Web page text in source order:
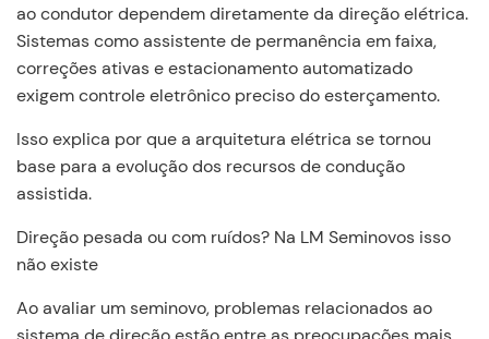
ao condutor dependem diretamente da direção elétrica.
Sistemas como assistente de permanência em faixa,
correções ativas e estacionamento automatizado
exigem controle eletrônico preciso do esterçamento.
Isso explica por que a arquitetura elétrica se tornou
base para a evolução dos recursos de condução
assistida.
Direção pesada ou com ruídos? Na LM Seminovos isso
não existe
Ao avaliar um seminovo, problemas relacionados ao